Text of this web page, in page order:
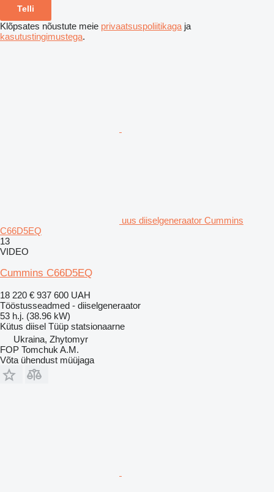
Telli
Klõpsates nõustute meie privaatsuspoliitikaga ja
kasutustingimustega.
uus diiselgeneraator Cummins
C66D5EQ
13
VIDEO
Cummins C66D5EQ
18 220 € 937 600 UAH
Tööstusseadmed - diiselgeneraator
53 h.j. (38.96 kW)
Kütus diisel Tüüp statsionaarne
Ukraina, Zhytomyr
FOP Tomchuk A.M.
Võta ühendust müüjaga